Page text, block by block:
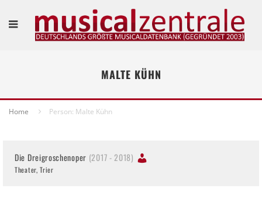
MALTE KÜHN
Home Person: Malte Kühn
Die Dreigroschenoper (2017 - 2018)
Theater, Trier